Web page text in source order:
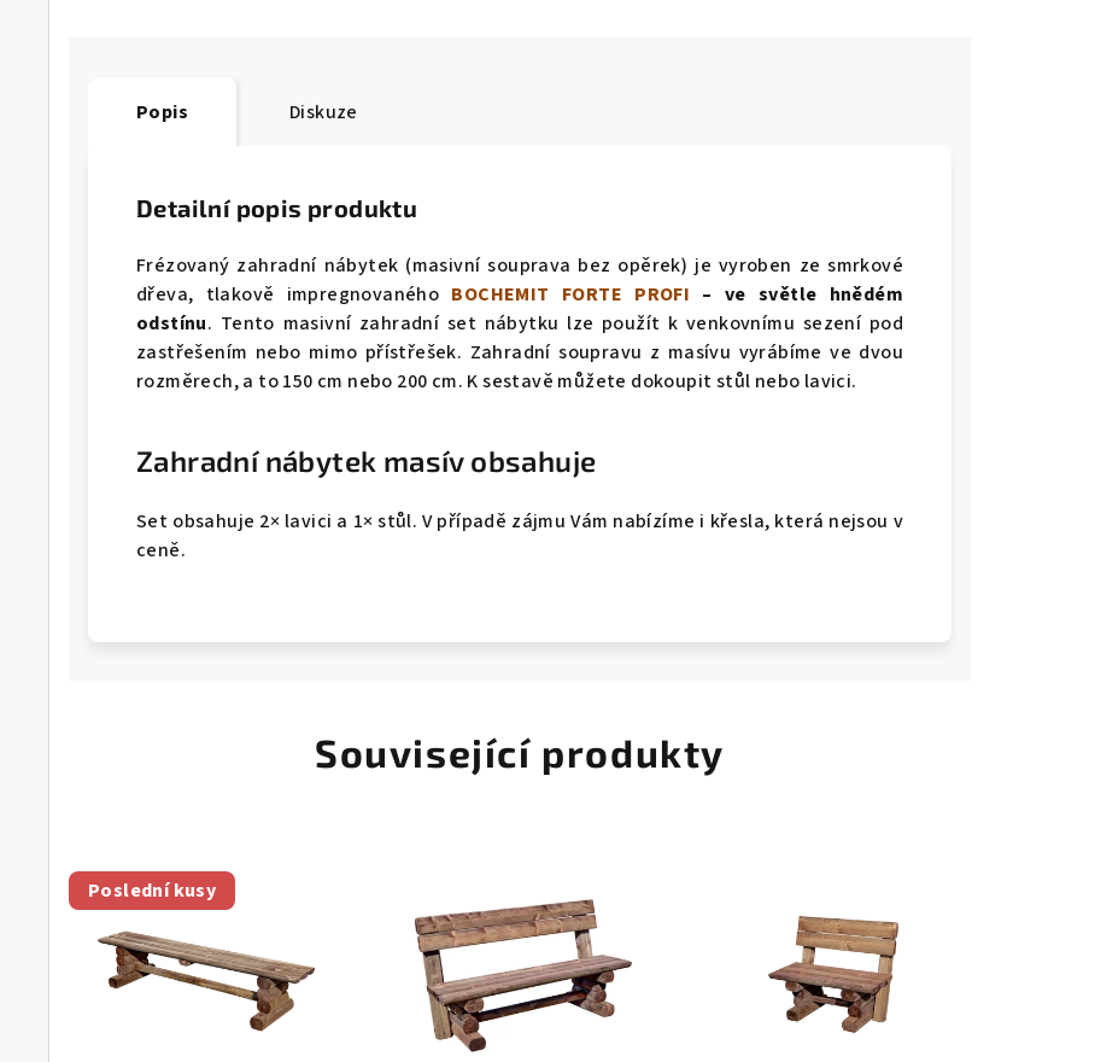
Popis Diskuze
Detailní popis produktu
Frézovaný zahradní nábytek (masivní souprava bez opěrek) je vyroben ze smrkové
dřeva, tlakově impregnovaného BOCHEMIT FORTE PROFI – ve světle hnědém
odstínu. Tento masivní zahradní set nábytku lze použít k venkovnímu sezení pod
zastřešením nebo mimo přístřešek. Zahradní soupravu z masívu vyrábíme ve dvou
rozměrech, a to 150 cm nebo 200 cm. K sestavě můžete dokoupit stůl nebo lavici.
Zahradní nábytek masív obsahuje
Set obsahuje 2× lavici a 1× stůl. V případě zájmu Vám nabízíme i křesla, která nejsou v
ceně.
Související produkty
Poslední kusy